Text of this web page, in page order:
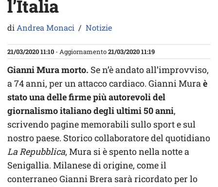
l’Italia
diAndrea Monaci Notizie
21/03/2020 11:10 - Aggiornamento21/03/2020 11:19
Gianni Mura morto. Se n’è andato all’improvviso,
a 74 anni, per un attacco cardiaco. Gianni Muraè
stato una delle firme più autorevoli del
giornalismo italiano degli ultimi 50 anni,
scrivendo pagine memorabili sullo sport e sul
nostro paese. Storico collaboratore del quotidiano
La Repubblica, Mura si è spento nella notte a
Senigallia. Milanese di origine, come il
conterraneo Gianni Brera sarà ricordato per lo